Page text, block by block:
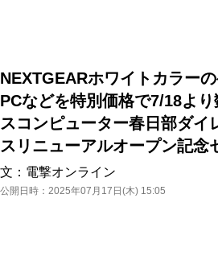
NEXTGEARホワイトカラー
PCなどを特別価格で7/18よ
スコンピューター春日部ダイ
スリニューアルオープン記念
文： 電撃オンライン
公開日時： 2025年07月17日(木) 15:05